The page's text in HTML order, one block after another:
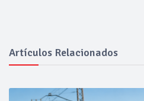
Artículos Relacionados